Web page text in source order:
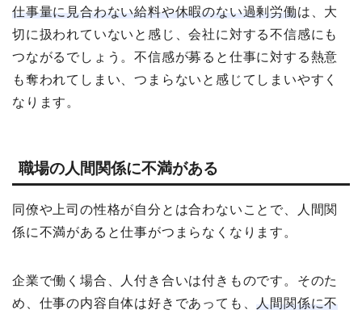
仕事量に見合わない給料や休暇のない過剰労働は、大
切に扱われていないと感じ、会社に対する不信感にも
つながるでしょう。不信感が募ると仕事に対する熱意
も奪われてしまい、つまらないと感じてしまいやすく
なります。
職場の人間関係に不満がある
同僚や上司の性格が自分とは合わないことで、人間関
係に不満があると仕事がつまらなくなります。
企業で働く場合、人付き合いは付きものです。そのた
め、仕事の内容自体は好きであっても、
人間関係に不